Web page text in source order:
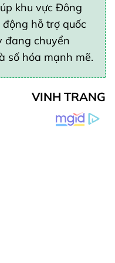
khu vực Đông
hỗ trợ quốc
đang chuyển
số hóa mạnh mẽ.
VINH TRANG